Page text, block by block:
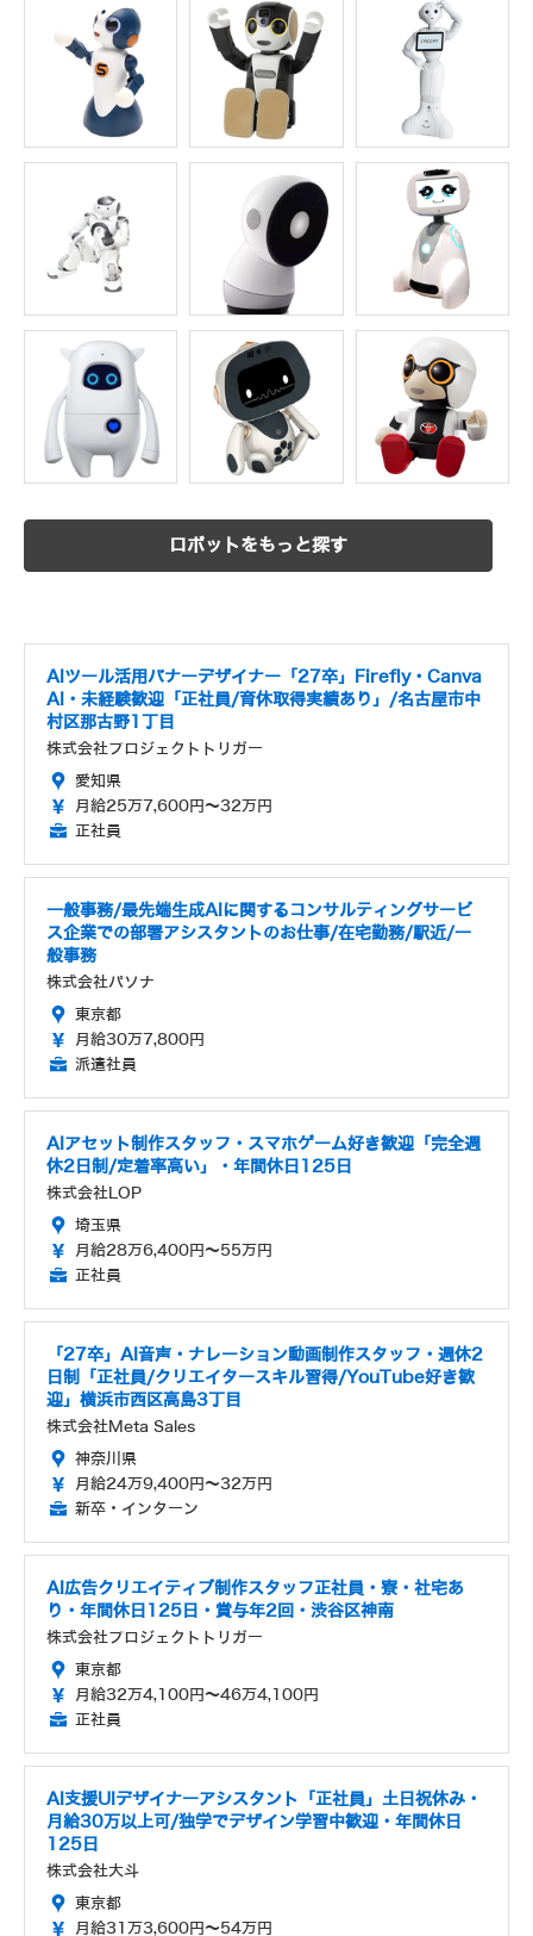
ロボットをもっと探す
AIツール活用バナーデザイナー「27卒」Firefly・Canva
AI・未経験歓迎「正社員/育休取得実績あり」/名古屋市中
村区那古野1丁目
株式会社プロジェクトトリガー
愛知県
月給25万7,600円～32万円
正社員
一般事務/最先端生成AIに関するコンサルティングサービ
ス企業での部署アシスタントのお仕事/在宅勤務/駅近/一
般事務
株式会社パソナ
東京都
月給30万7,800円
派遣社員
AIアセット制作スタッフ・スマホゲーム好き歓迎「完全週
休2日制/定着率高い」・年間休日125日
株式会社LOP
埼玉県
月給28万6,400円～55万円
正社員
「27卒」AI音声・ナレーション動画制作スタッフ・週休2
日制「正社員/クリエイタースキル習得/YouTube好き歓
迎」横浜市西区高島3丁目
株式会社Meta Sales
神奈川県
月給24万9,400円～32万円
新卒・インターン
AI広告クリエイティブ制作スタッフ正社員・寮・社宅あ
り・年間休日125日・賞与年2回・渋谷区神南
株式会社プロジェクトトリガー
東京都
月給32万4,100円～46万4,100円
正社員
AI支援UIデザイナーアシスタント「正社員」土日祝休み・
月給30万以上可/独学でデザイン学習中歓迎・年間休日
125日
株式会社大斗
東京都
月給31万3,600円～54万円